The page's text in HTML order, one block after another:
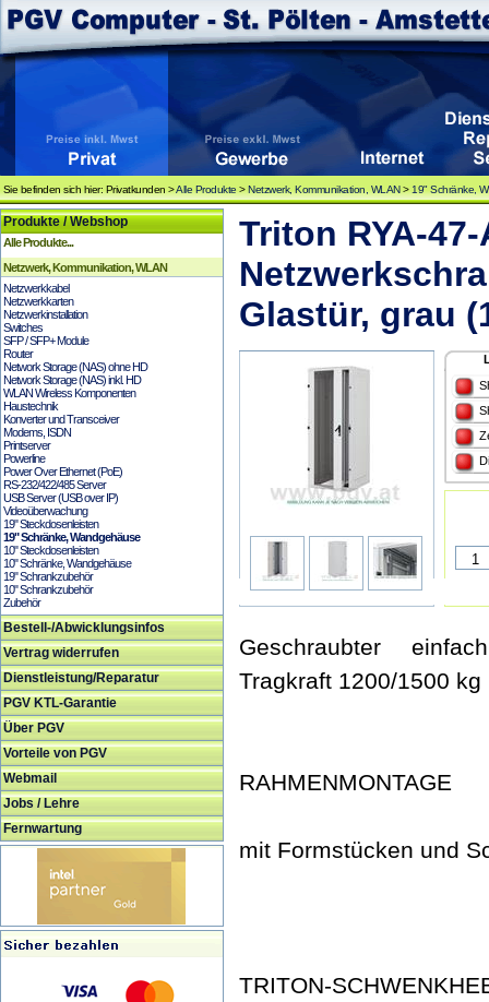
Sie befinden sich hier: Privatkunden >Alle Produkte >Netzwerk, Kommunikation, WLAN> 19" Schränke,
Produkte / Webshop
Alle Produkte...
Netzwerk, Kommunikation, WLAN
Netzwerkkabel
Netzwerkkarten
Netzwerkinstallation
Switches
SFP / SFP+ Module
Router
Network Storage (NAS) ohne HD
Network Storage (NAS) inkl. HD
WLAN Wireless Komponenten
Haustechnik
Konverter und Transceiver
Modems, ISDN
Printserver
Powerline
Power Over Ethernet (PoE)
RS-232/422/485 Server
USB Server (USB over IP)
Videoüberwachung
19" Steckdosenleisten
19" Schränke, Wandgehäuse
10" Steckdosenleisten
10" Schränke, Wandgehäuse
19" Schrankzubehör
10" Schrankzubehör
Zubehör
Bestell-/Abwicklungsinfos
Vertrag widerrufen
Dienstleistung/Reparatur
PGV KTL-Garantie
Über PGV
Vorteile von PGV
Webmail
Jobs / Lehre
Fernwartung
Triton RYA-
Glastür, grau
Geschraubter
Tragkraft 1200/1500 kg
RAHMENMONTAGE
mit Formstücken und
TRITON-